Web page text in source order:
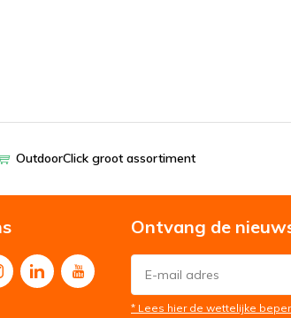
OutdoorClick groot assortiment
Ontvang de
* Lees hier de wettelijke